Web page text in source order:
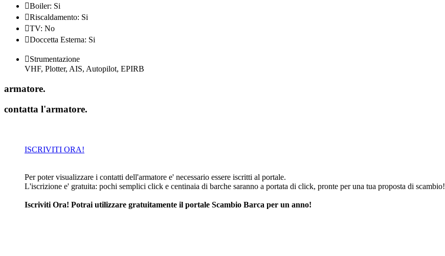
Boiler: Si
Riscaldamento: Si
TV: No
Doccetta Esterna: Si
Strumentazione
VHF, Plotter, AIS, Autopilot, EPIRB
armatore.
contatta l'armatore.
ISCRIVITI ORA!
Per poter visualizzare i contatti dell'armatore e' necessario essere iscritti al portale.
L'iscrizione e' gratuita: pochi semplici click e centinaia di barche saranno a portata di click, pronte per una tua proposta di scambio!
Iscriviti Ora! Potrai utilizzare gratuitamente il portale Scambio Barca per un anno!